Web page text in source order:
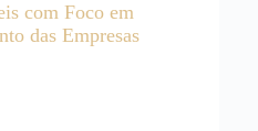
com Foco em
das Empresas